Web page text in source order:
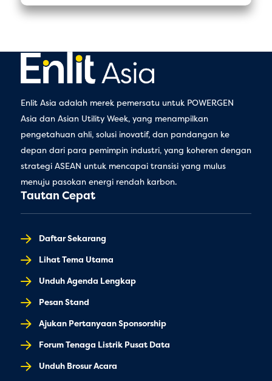
Enlit Asia adalah merek pemersatu untuk POWERGEN
Asia dan Asian Utility Week, yang menampilkan
pengetahuan ahli, solusi inovatif, dan pandangan ke
depan dari para pemimpin industri, yang koheren dengan
strategi ASEAN untuk mencapai transisi yang mulus
menuju pasokan energi rendah karbon.
Tautan Cepat
Daftar Sekarang
Lihat Tema Utama
Unduh Agenda Lengkap
Pesan Stand
Ajukan Pertanyaan Sponsorship
Forum Tenaga Listrik Pusat Data
Unduh Brosur Acara